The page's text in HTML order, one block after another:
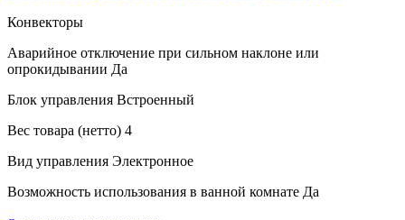
Конвекторы
Аварийное отключение при сильном наклоне или
опрокидывании Да
Блок управления Встроенный
Вес товара (нетто) 4
Вид управления Электронное
Возможность использования в ванной комнате Да